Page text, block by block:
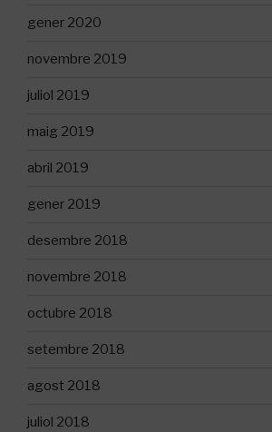
gener 2020
novembre 2019
juliol 2019
maig 2019
abril 2019
gener 2019
desembre 2018
novembre 2018
octubre 2018
setembre 2018
agost 2018
juliol 2018